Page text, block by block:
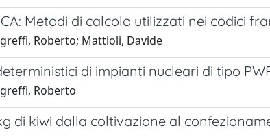
Metodi di calcolo utilizzati nei codici
Roberto; Mattioli, Davide
di impianti nucleari di tipo
Roberto
di kiwi dalla coltivazione al